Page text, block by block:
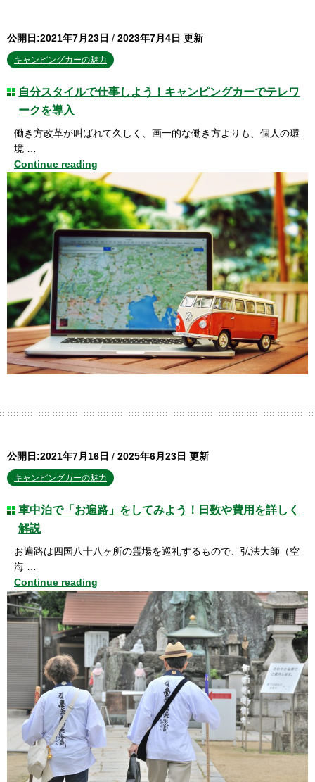
公開日:2021年7月23日 / 2023年7月4日 更新
キャンピングカーの魅力
自分スタイルで仕事しよう！キャンピングカーでテレワ
ークを導入
働き方改革が叫ばれて久しく、画一的な働き方よりも、個人の環
境 …
Continue reading
公開日:2021年7月16日 / 2025年6月23日 更新
キャンピングカーの魅力
車中泊で「お遍路」をしてみよう！日数や費用を詳しく
解説
お遍路は四国八十八ヶ所の霊場を巡礼するもので、弘法大師（空
海 …
Continue reading